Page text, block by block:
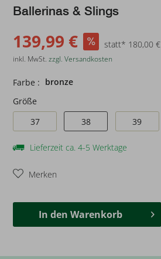
Ballerinas & Slings
139,99 € statt* 180,00 €
inkl. MwSt.zzgl. Versandkosten
Farbe : bronze
Größe
37
38 39
Lieferzeit ca. 4-5 Werktage
Merken
In den Warenkorb